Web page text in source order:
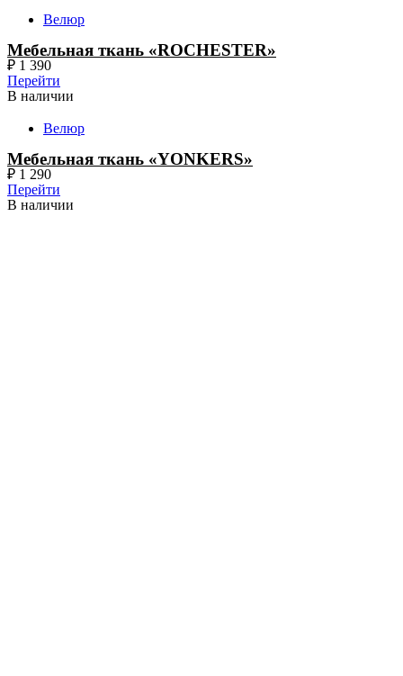
Велюр
Мебельная ткань «ROCHESTER»
₽ 1 390
Перейти
В наличии
Велюр
Мебельная ткань «YONKERS»
₽ 1 290
Перейти
В наличии